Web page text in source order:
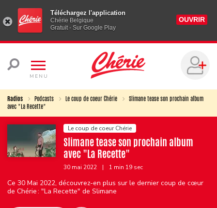
Téléchargez l'application
Chérie Belgique
Gratuit - Sur Google Play
OUVRIR
MENU
Radios Podcasts Le coup de coeur Chérie
Slimane tease son prochain album
avec "La Recette"
Le coup de coeur Chérie
Slimane tease son prochain album
avec "La Recette"
30 mai 2022 | 1 min 19 sec
Ce 30 Mai 2022, découvrez-en plus sur le dernier coup de cœur
de Chérie : "La Recette" de Slimane